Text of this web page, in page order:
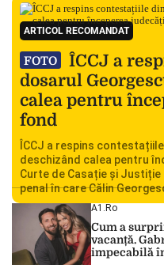
ARTICOL RECOMANDAT
FOTO
ÎCCJ a
dosarul
calea pentru
fond
ÎCCJ a respins
deschizând calea pentru
Curte de Casație și
penal în care Călin
persoane sunt acuzați de
ordinii constituționale. În
judecătorii de la instanța
A1.ro
Cum a
vacanță.
impecabilă